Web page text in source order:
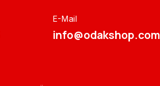
E-Mail
info@odakshop.com​